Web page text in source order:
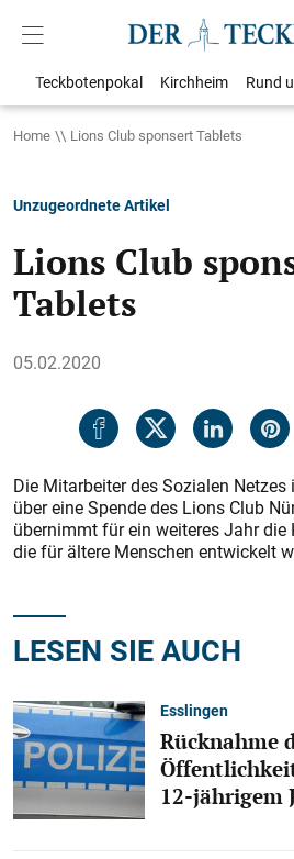
Teckbotenpokal Kirchheim Rund
Home Lions Club sponsert Tablets
Unzugeordnete Artikel
Lions Club
Tablets
05.02.2020
Die Mitarbeiter des Sozialen
über eine Spende des Lions Club
übernimmt für ein weiteres Jahr die
die für ältere Menschen entwickelt
LESEN SIE AUCH
Esslingen
Rücknahme
12-jährigem